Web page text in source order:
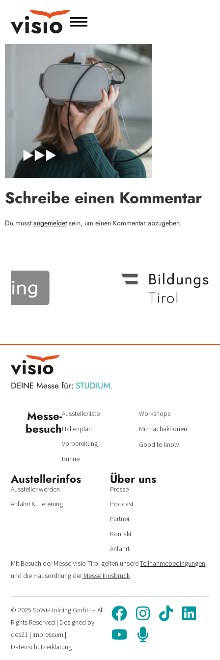
Schreibe einen Kommentar
Du musstangemeldetsein, um einen Kommentar abzugeben.
DEINE Messe für: BERUF.
STUDIUM.
Messe­
besuch
Ausstellerliste
Hallenplan
Vorbereitung
Bühne
Workshops
Mitmachaktionen
Good to know
Austeller­infos
Aussteller werden
Anfahrt & Lieferung
Über uns
Presse
Podcast
Partner
Kontakt
Anfahrt
Mit Besuch der Messe Visio Tirol gelten unsereTeilnahmebedingungen
und die Hausordnung derMesse Innsbruck
© 2025 SoWi-Holding GmbH – All
Rights Reserved | Designed by
des21 | Impressum |
Datenschutzerklärung